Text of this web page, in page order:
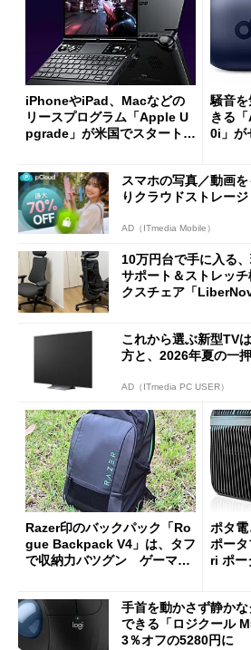
iPhoneやiPad、Macなどの
リースプログラム「Apple U
pgrade」が米国でスタート／
ut」が明...
騒音
きる
0i」が
スマホの写真／動画
りクラウドストレージ
AD（ITmedia Mobile）
10万円台で手に入る
サポート＆ストレッ
クスチェア「
これから選ぶ新型TV
方と、2026年夏の一
AD（ITmedia PC USER）
Razer印のバックパック「Ro
gue Backpack V4」は、タフ
で収納力バツグン ゲーマー
ポタ
ポー
ri ポー
手首を動かさず静か
できる「ロジクール
3％オフの5280円に